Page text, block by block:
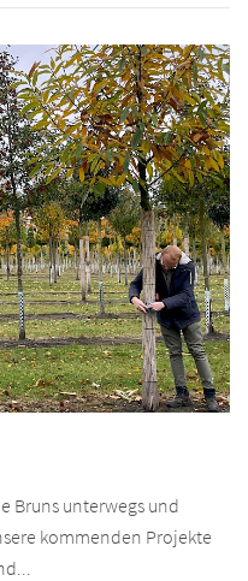
Bruns unterwegs und
kommenden Projekte